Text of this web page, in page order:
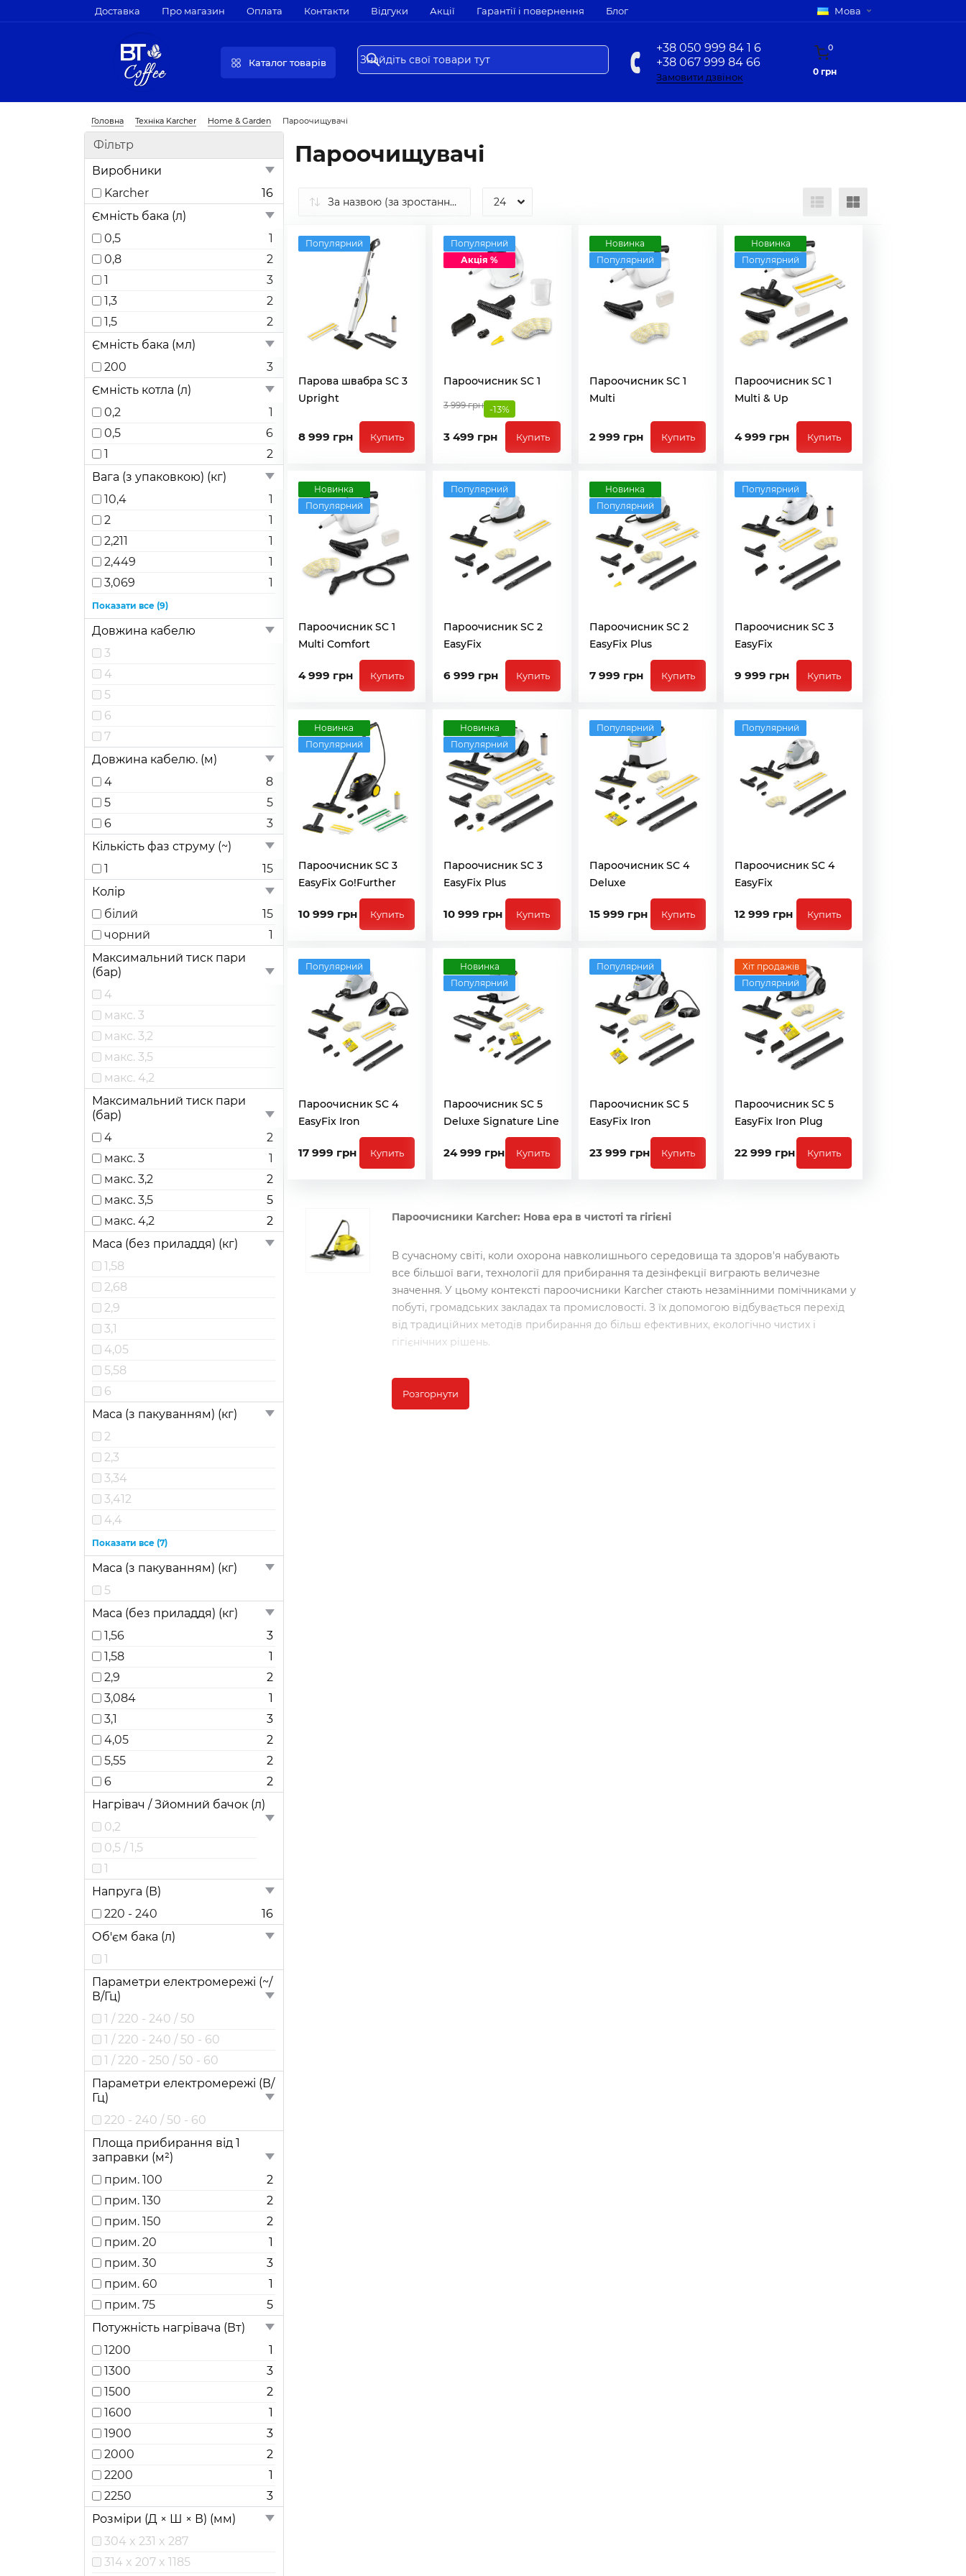
Доставка Про магазин Оплата Контакти Відгуки Акції Гарантії і повернення Блог Мова
Каталог товарів
+38 050 999 84 1 6
+38 067 999 84 66
Замовити дзвінок
0
0 грн
Головна Техніка Karcher Home & Garden Пароочищувачі
Фільтр
Виробники
Karcher
16
Ємність бака (л)
0,5
1
0,8
2
1
3
1,3
2
1,5
2
Ємність бака (мл)
200
3
Ємність котла (л)
0,2
1
0,5
6
1
2
Вага (з упаковкою) (кг)
10,4
1
2
1
2,211
1
2,449
1
3,069
1
4,205
1
4,6
4,8
5,6
7,8
8,472
9
1
Показати все (9)
Довжина кабелю
3
4
5
6
7
Довжина кабелю. (м)
4
8
5
5
6
3
Кількість фаз струму (~)
1
15
Колір
білий
15
чорний
1
Максимальний тиск пари
(бар)
4
макс. 3
макс. 3,2
макс. 3,5
макс. 4,2
Максимальний тиск пари
(бар)
4
2
макс. 3
1
макс. 3,2
2
макс. 3,5
5
макс. 4,2
2
Маса (без приладдя) (кг)
1,58
2,68
2,9
3,1
4,05
5,58
6
Маса (з пакуванням) (кг)
2
2,3
3,34
3,412
4,4
4,5
4,584
5
5,735
8,559
9,232
Показати все (7)
Маса (з пакуванням) (кг)
5
Маса (без приладдя) (кг)
1,56
3
1,58
1
2,9
2
3,084
1
3,1
3
4,05
2
5,55
2
6
2
Нагрівач / Зйомний бачок (л)
0,2
0,5 / 1,5
1
Напруга (В)
220 - 240
16
Об'єм бака (л)
1
Параметри електромережі (~/
В/Гц)
1 / 220 - 240 / 50
1 / 220 - 240 / 50 - 60
1 / 220 - 250 / 50 - 60
Параметри електромережі (В/
Гц)
220 - 240 / 50 - 60
Площа прибирання від 1
заправки (м²)
прим. 100
2
прим. 130
2
прим. 150
2
прим. 20
1
прим. 30
3
прим. 60
1
прим. 75
5
Потужність нагрівача (Вт)
1200
1
1300
3
1500
2
1600
1
1900
3
2000
2
2200
1
2250
3
Розміри (Д × Ш × В) (мм)
304 x 231 x 287
314 x 207 x 1185
Пароочищувачі
Популярний
Парова швабра SC 3
Upright
8 999 грн Купить
Популярний
Акція %
Пароочисник SC 1
3 999 грн -13%
3 499 грн Купить
Новинка
Популярний
Пароочисник SC 1
Multi
2 999 грн Купить
Новинка
Популярний
Пароочисник SC 1
Multi & Up
4 999 грн Купить
Новинка
Популярний
Пароочисник SC 1
Multi Comfort
4 999 грн Купить
Популярний
Пароочисник SC 2
EasyFix
6 999 грн Купить
Новинка
Популярний
Пароочисник SC 2
EasyFix Plus
7 999 грн Купить
Популярний
Пароочисник SC 3
EasyFix
9 999 грн Купить
Новинка
Популярний
Пароочисник SC 3
EasyFix Go!Further
10 999 грн Купить
Новинка
Популярний
Пароочисник SC 3
EasyFix Plus
10 999 грн Купить
Популярний
Пароочисник SC 4
Deluxe
15 999 грн Купить
Популярний
Пароочисник SC 4
EasyFix
12 999 грн Купить
Популярний
Пароочисник SC 4
EasyFix Iron
17 999 грн Купить
Новинка
Популярний
Пароочисник SC 5
Deluxe Signature Line
24 999 грн Купить
Популярний
Пароочисник SC 5
EasyFix Iron
23 999 грн Купить
Хіт продажів
Популярний
Пароочисник SC 5
EasyFix Iron Plug
22 999 грн Купить
Пароочисники Karcher: Нова ера в чистоті та гігієні
В сучасному світі, коли охорона навколишнього середовища та здоров'я набувають
все більшої ваги, технології для прибирання та дезінфекції виграють величезне
значення. У цьому контексті пароочисники Karcher стають незамінними помічниками у
побуті, громадських закладах та промисловості. З їх допомогою відбувається перехід
від традиційних методів прибирання до більш ефективних, екологічно чистих і
гігієнічних рішень.
Технологія пароочищення: Що це таке і як працює?
Розгорнути